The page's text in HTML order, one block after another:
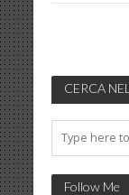
CERCA
Follow Me